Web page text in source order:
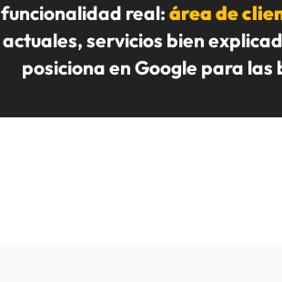
funcionalidad real:área de
actuales, servicios bien
posiciona en Google para